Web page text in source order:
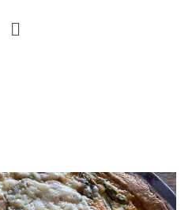
Menu